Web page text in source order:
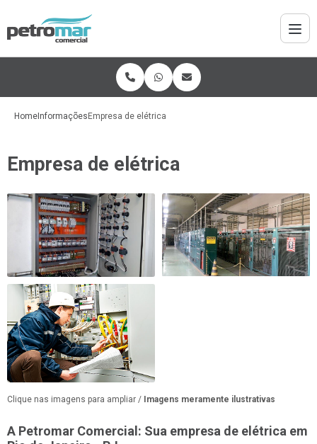
Home Informações Empresa de elétrica
Empresa de elétrica
Clique nas imagens para ampliar / Imagens meramente ilustrativas
A Petromar Comercial: Sua empresa de elétrica em